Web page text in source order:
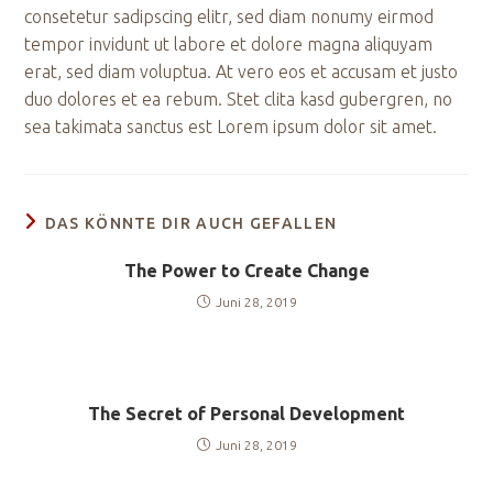
consetetur sadipscing elitr, sed diam nonumy eirmod
tempor invidunt ut labore et dolore magna aliquyam
erat, sed diam voluptua. At vero eos et accusam et justo
duo dolores et ea rebum. Stet clita kasd gubergren, no
sea takimata sanctus est Lorem ipsum dolor sit amet.
DAS KÖNNTE DIR AUCH GEFALLEN
The Power to Create Change
Juni 28, 2019
The Secret of Personal Development
Juni 28, 2019